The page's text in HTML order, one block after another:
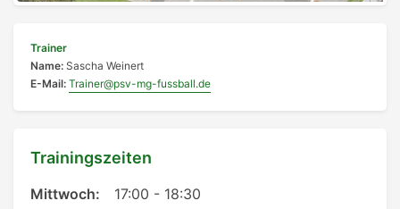
Trainer
Name: Sascha Weinert
E-Mail: Trainer@psv-mg-fussball.de
Trainingszeiten
Mittwoch:
17:00 - 18:30